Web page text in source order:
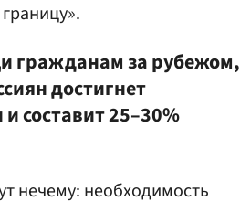
гражданам за рубежом,
достигнет
составит 25–30%
нечему: необходимость